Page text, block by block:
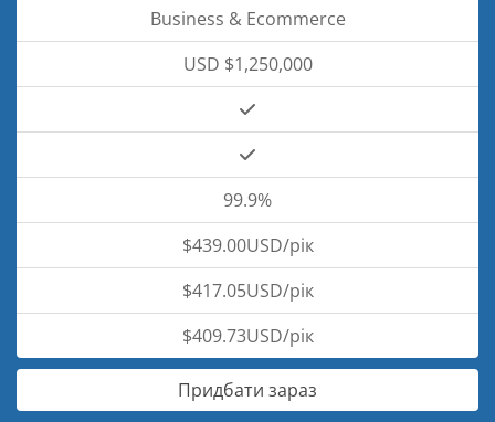
Business & Ecommerce
USD $1,250,000
99.9%
$439.00USD/рік
$417.05USD/рік
$409.73USD/рік
Придбати зараз